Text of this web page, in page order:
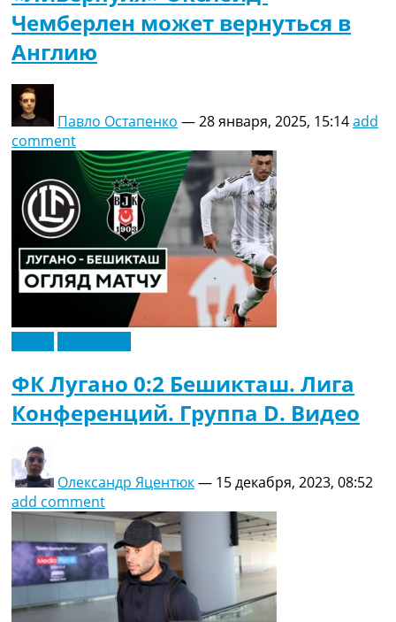
Чемберлен может вернуться в
Англию
Павло Остапенко —28 января, 2025, 15:14add
comment
ФК Лугано 0:2 Бешикташ. Лига
Конференций. Группа D. Видео
Олександр Яцентюк— 15 декабря, 2023, 08:52
add comment